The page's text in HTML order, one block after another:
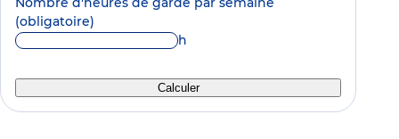
(obligatoire)
h
Calculer